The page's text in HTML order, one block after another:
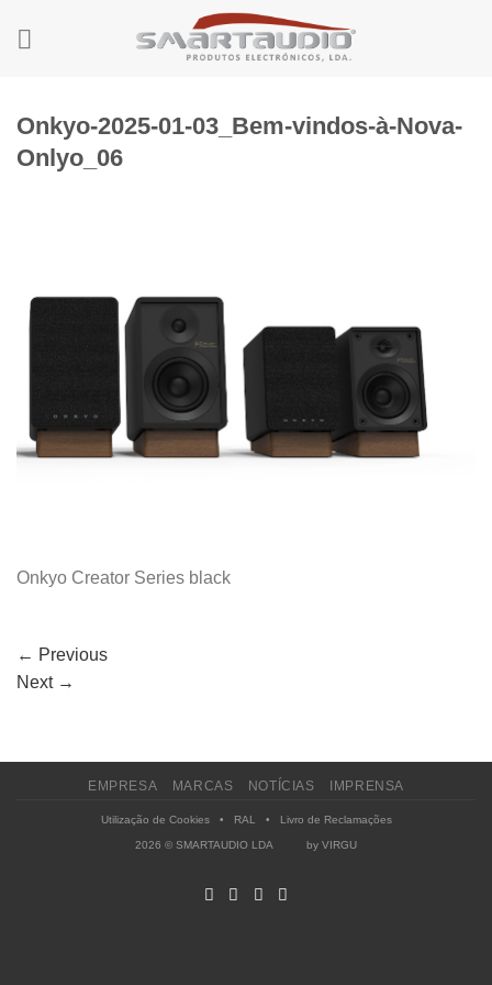
Onkyo-2025-01-03_Bem-vindos-à-Nova-
Onlyo_06
Onkyo Creator Series black
← Previous
Next →
EMPRESA MARCAS NOTÍCIAS IMPRENSA
Utilização de Cookies• RAL • Livro de Reclamações
2026 © SMARTAUDIO LDA by VIRGU